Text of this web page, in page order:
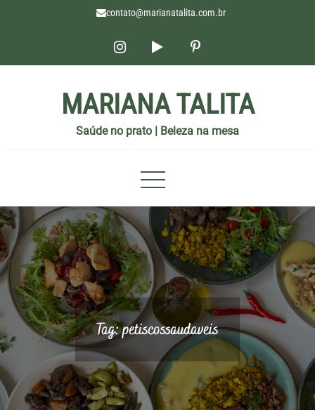
contato@marianatalita.com.br
MARIANA TALITA
Saúde no prato | Beleza na mesa
Tag:petiscossaudaveis